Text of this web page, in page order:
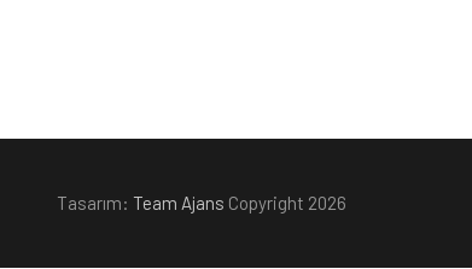
Tasarım: Team Ajans Copyright 2026